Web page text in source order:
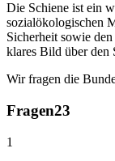
Die Schiene ist ein
sozialökologischen
Sicherheit sowie
klares Bild über den
Wir fragen die
Fragen23
1